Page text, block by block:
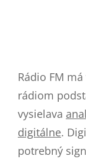
Rádio FM
rádiom
vysielava
digitálne.
potrebný